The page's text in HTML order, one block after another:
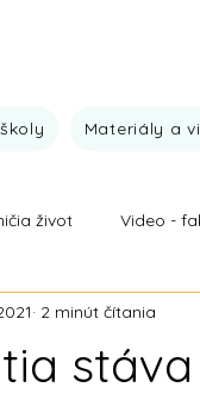
Materiály a
život Video -
Fakty o
2 minút čítania